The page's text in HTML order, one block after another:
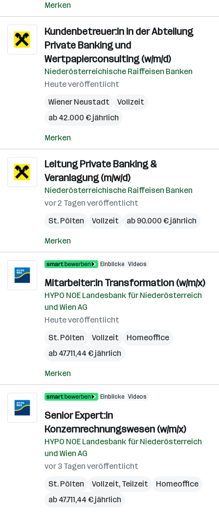
Merken
Kundenbetreuer:in in der Abteilung
Private Banking und
Wertpapierconsulting (w/m/d)
Niederösterreichische Raiffeisen Banken
Heute veröffentlicht
Wiener Neustadt
Vollzeit
ab 42.000 € jährlich
Merken
Leitung Private Banking &
Veranlagung (m/w/d)
Niederösterreichische Raiffeisen Banken
vor 2 Tagen veröffentlicht
St. Pölten
Vollzeit ab 90.000 € jährlich
Merken
Einblicke Videos
Mitarbeiter:in Transformation (w/m/x)
HYPO NOE Landesbank für Niederösterreich
und Wien AG
Heute veröffentlicht
St. Pölten
Vollzeit
Homeoffice
ab 47.711,44 € jährlich
Merken
Einblicke Videos
Senior Expert:in
Konzernrechnungswesen (w/m/x)
HYPO NOE Landesbank für Niederösterreich
und Wien AG
vor 3 Tagen veröffentlicht
St. Pölten
Vollzeit, Teilzeit
Homeoffice
ab 47.711,44 € jährlich